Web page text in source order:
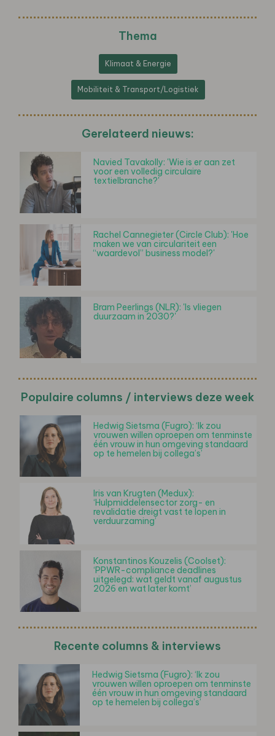
Thema
Klimaat & Energie
Mobiliteit & Transport/Logistiek
Gerelateerd nieuws:
Navied Tavakolly: 'Wie is er aan zet
voor een volledig circulaire
textielbranche?'
Rachel Cannegieter (Circle Club): 'Hoe
maken we van circulariteit een
“waardevol” business model?'
Bram Peerlings (NLR): 'Is vliegen
duurzaam in 2030?'
Populaire columns / interviews deze week
Hedwig Sietsma (Fugro): ‘Ik zou
vrouwen willen oproepen om tenminste
één vrouw in hun omgeving standaard
op te hemelen bij collega’s’
Iris van Krugten (Medux):
‘Hulpmiddelensector zorg- en
revalidatie dreigt vast te lopen in
verduurzaming’
Konstantinos Kouzelis (Coolset):
‘PPWR-compliance deadlines
uitgelegd: wat geldt vanaf augustus
2026 en wat later komt’
Recente columns & interviews
Hedwig Sietsma (Fugro): ‘Ik zou
vrouwen willen oproepen om tenminste
één vrouw in hun omgeving standaard
op te hemelen bij collega’s’